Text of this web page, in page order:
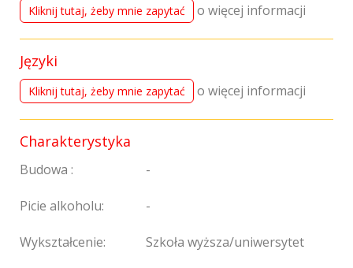
Kliknij tutaj, żeby mnie zapytać o więcej informacji
Języki
Kliknij tutaj, żeby mnie zapytać o więcej informacji
Charakterystyka
Budowa : -
Picie alkoholu: -
Wykształcenie: Szkoła wyższa/uniwersytet